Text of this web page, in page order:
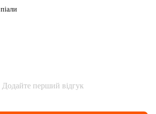
піали
Додайте перший відгук